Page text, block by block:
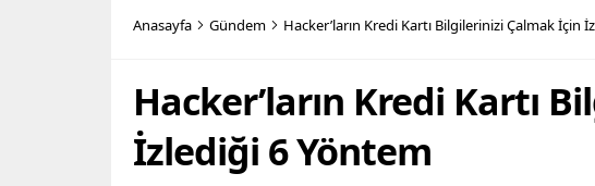
Anasayfa Gündem Hacker’ların Kredi Kartı Bilgilerinizi Çalmak İçin
Hacker’ların Kredi Kartı
İzlediği 6 Yöntem